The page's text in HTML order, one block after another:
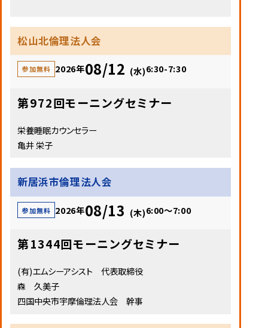
松山北倫理法人会
参加無料 2026年08/12 (水)6:30-7:30
第972回モーニングセミナー
栄養睡眠カウンセラー
亀井 栄子
新居浜市倫理法人会
参加無料 2026年08/13 (木)6:00～7:00
第1344回モーニングセミナー
(有)エムシーアシスト 代表取締役
森 久美子
四国中央市宇摩倫理法人会 幹事